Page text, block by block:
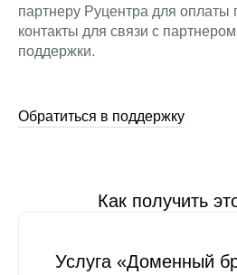
партнеру Руцентра для оплаты
контакты для связи с
поддержки.
Обратиться в поддержку
Как получить
Услуга «Доменный